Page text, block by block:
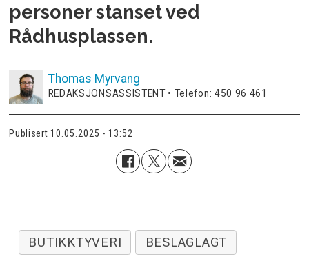
personer stanset ved
Rådhusplassen.
Thomas Myrvang
REDAKSJONSASSISTENT • Telefon: 450 96 461
Publisert 10.05.2025 - 13:52
BUTIKKTYVERI
BESLAGLAGT